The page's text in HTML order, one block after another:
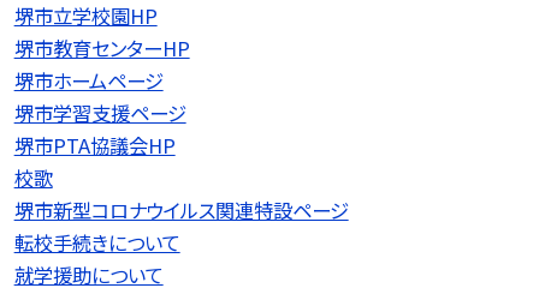
堺市立学校園HP
堺市教育センターHP
堺市ホームページ
堺市学習支援ページ
堺市PTA協議会HP
校歌
堺市新型コロナウイルス関連特設ページ
転校手続きについて
就学援助について